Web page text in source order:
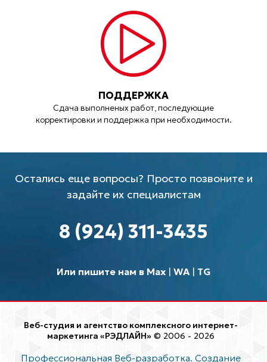
ПОДДЕРЖКА
Сдача выполненых работ, последующие
корректировки и поддержка при необходимости.
Остались еще вопросы? Просто позвоните и
задайте их специалистам
8 (924) 311-3435
Или пишите нам в Max| WA| TG
Веб-студия и агентство комплексного интернет-
маркетинга «РЭДЛАЙН» © 2006 - 2026
Профессиональная Веб-разработка. Создание